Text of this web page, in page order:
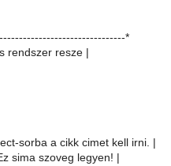
*
rendszer resze |
sorba a cikk cimet kell irni. |
sima szoveg legyen! |